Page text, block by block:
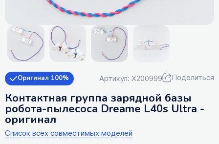
Оригинал 100% Артикул: X200999 Поделиться
Контактная группа зарядной базы
робота-пылесоса Dreame L40s Ultra -
оригинал
Список всех совместимых моделей